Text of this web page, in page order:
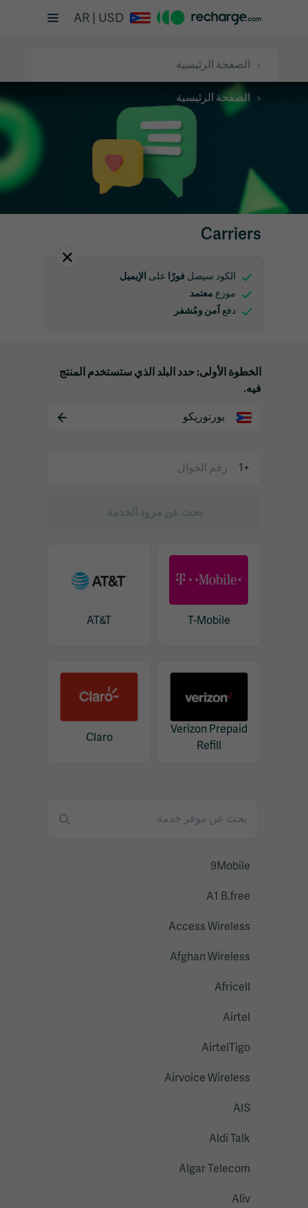
AR | USD
الصفحة الرئيسية
الصفحة الرئيسية
Carriers
الكود سيصل فورًا على الإيميل
موزع معتمد
دفع آمن ومُشفر
الخطوة الأولى: حدد البلد الذي ستستخدم المنتج
فيه.
بورتوريكو
+1
T-Mobile
AT&T
Verizon Prepaid
Refill
Claro
9Mobile
A1 B.free
Access Wireless
Afghan Wireless
Africell
Airtel
AirtelTigo
Airvoice Wireless
AIS
Aldi Talk
Algar Telecom
Aliv